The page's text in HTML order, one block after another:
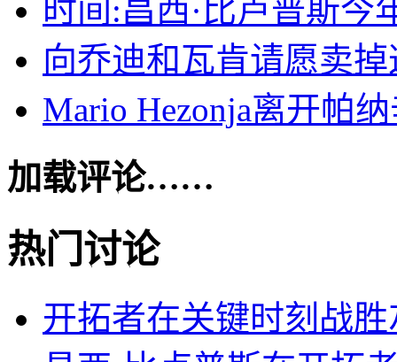
时间:昌西·比卢普斯今
向乔迪和瓦肯请愿卖
Mario Hezonja离开帕
加载评论……
热门讨论
开拓者在关键时刻战胜